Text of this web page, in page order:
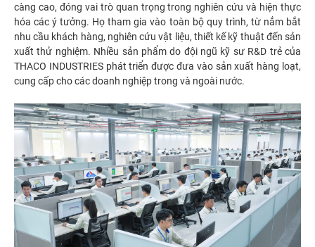
càng cao, đóng vai trò quan trọng trong nghiên cứu và hiện thực
hóa các ý tưởng. Họ tham gia vào toàn bộ quy trình, từ nắm bắt
nhu cầu khách hàng, nghiên cứu vật liệu, thiết kế kỹ thuật đến sản
xuất thử nghiệm. Nhiều sản phẩm do đội ngũ kỹ sư R&D trẻ của
THACO INDUSTRIES phát triển được đưa vào sản xuất hàng loạt,
cung cấp cho các doanh nghiệp trong và ngoài nước.